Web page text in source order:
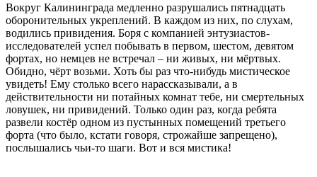
Вокруг Калининграда медленно разрушались пятнадцать
оборонительных укреплений. В каждом из них, по слухам,
водились привидения. Боря с компанией энтузиастов-
исследователей успел побывать в первом, шестом, девятом
фортах, но немцев не встречал – ни живых, ни мёртвых.
Обидно, чёрт возьми. Хоть бы раз что-нибудь мистическое
увидеть! Ему столько всего нарассказывали, а в
действительности ни потайных комнат тебе, ни смертельных
ловушек, ни привидений. Только один раз, когда ребята
развели костёр одном из пустынных помещений третьего
форта (что было, кстати говоря, строжайше запрещено),
послышались чьи-то шаги. Вот и вся мистика!